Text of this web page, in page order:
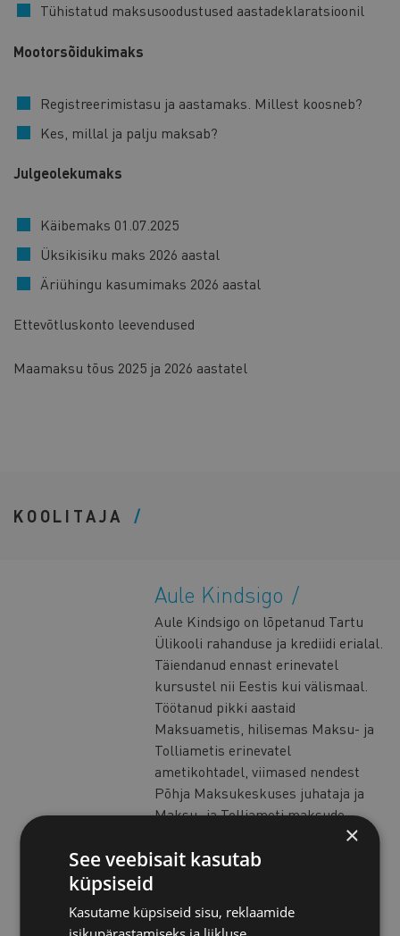
Tühistatud maksusoodustused aastadeklaratsioonil
Mootorsõidukimaks
Registreerimistasu ja aastamaks. Millest koosneb?
Kes, millal ja palju maksab?
Julgeolekumaks
Käibemaks 01.07.2025
Üksikisiku maks 2026 aastal
Äriühingu kasumimaks 2026 aastal
Ettevõtluskonto leevendused
Maamaksu tõus 2025 ja 2026 aastatel
KOOLITAJA
Aule Kindsigo
Aule Kindsigo on lõpetanud Tartu
Ülikooli rahanduse ja krediidi erialal.
Täiendanud ennast erinevatel
kursustel nii Eestis kui välismaal.
Töötanud pikki aastaid
Maksuametis, hilisemas Maksu- ja
Tolliametis erinevatel
ametikohtadel, viimased nendest
Põhja Maksukeskuses juhataja ja
Maksu- ja Tolliameti maksude
osakonna juhataja. Aule on olnud
esineja paljudel maksukoolitustel ja
samuti töötas aastatel 2009-2015
×
See veebisait kasutab
küpsiseid
Kasutame küpsiseid sisu, reklaamide